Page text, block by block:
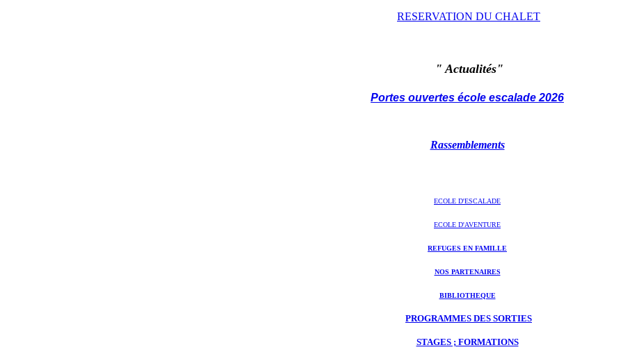
RESERVATION DU CHALET
" Actualités"
Portes ouvertes école escalade 2026
Rassemblements
ECOLE D'ESCALADE
ECOLE D'AVENTURE
REFUGES EN FAMILLE
NOS PARTENAIRES
BIBLIOTHEQUE
PROGRAMMES DES SORTIES
STAGES ; FORMATIONS